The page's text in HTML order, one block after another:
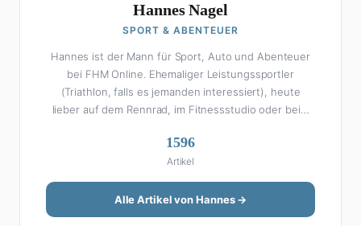
Hannes Nagel
SPORT & ABENTEUER
Hannes ist der Mann für Sport, Auto und Abenteuer
bei FHM Online. Ehemaliger Leistungssportler
(Triathlon, falls es jemanden interessiert), heute
lieber auf dem Rennrad, im Fitnessstudio oder beim
enzyklopädisch: Egal ob Bundesliga-Analyse, Formel 1,
UFC oder Olympia – Hannes liefert fundierte
Einschätzungen mit der Leidenschaft eines echten
Fans. Aber Sport ist nur die halbe Miete: Hannes ist
auch unser Auto-Experte. Vom Elektro-SUV bis zum
1596
Artikel
Alle Artikel von Hannes →